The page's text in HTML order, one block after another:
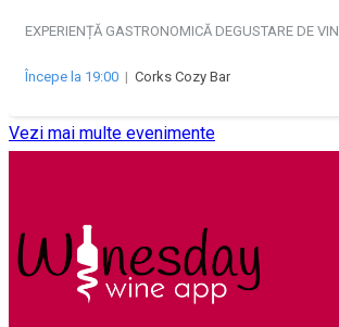
EXPERIENȚĂ GASTRONOMICĂ DEGUSTARE DE VIN
Începe la 19:00 | Corks Cozy Bar
Vezi mai multe evenimente